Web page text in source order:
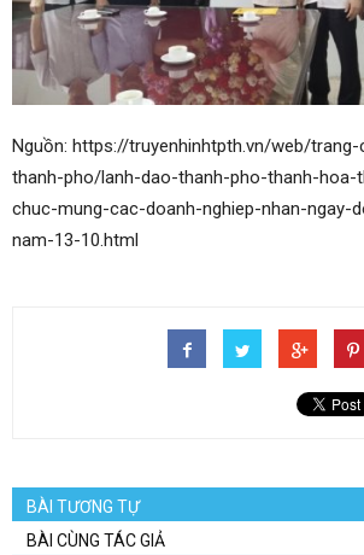
Nguồn: https://truyenhinhtpth.vn/web/
thanh-pho/lanh-dao-thanh-pho-thanh-hoa-
chuc-mung-cac-doanh-nghiep-nhan-ngay-
nam-13-10.html
BÀI TƯƠNG TỰ
BÀI CÙNG TÁC GIẢ